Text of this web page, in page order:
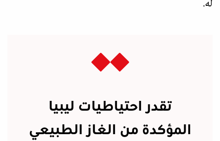
له.
تقدر احتياطيات ليبيا
المؤكدة من الغاز الطبيعي